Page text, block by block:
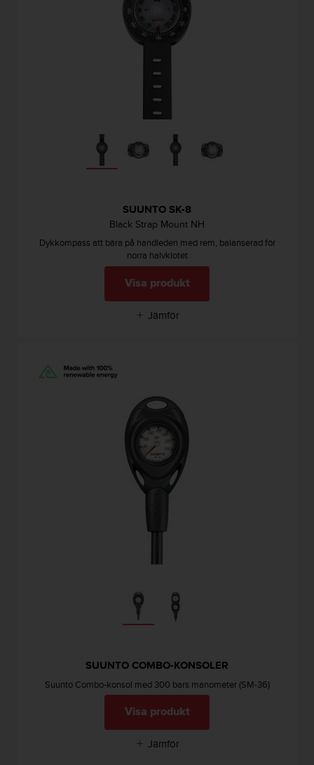
SUUNTO SK-8
Black Strap Mount NH
Dykkompass att bära på handleden med rem, balanserad för
norra halvklotet
Visa produkt
Jämför
SUUNTO COMBO-KONSOLER
Suunto Combo-konsol med 300 bars manometer (SM-36)
Visa produkt
Jämför